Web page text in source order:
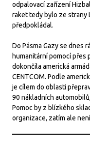
odpalovací zařízení
raket tedy bylo ze strany
předpokládal.
Do Pásma Gazy se dnes
humanitární pomocí
dokončila americká
CENTCOM. Podle
je cílem do oblasti
90 nákladních
Pomoc by z blízkého
organizace, zatím ale